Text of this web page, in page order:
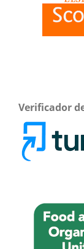
Verificador